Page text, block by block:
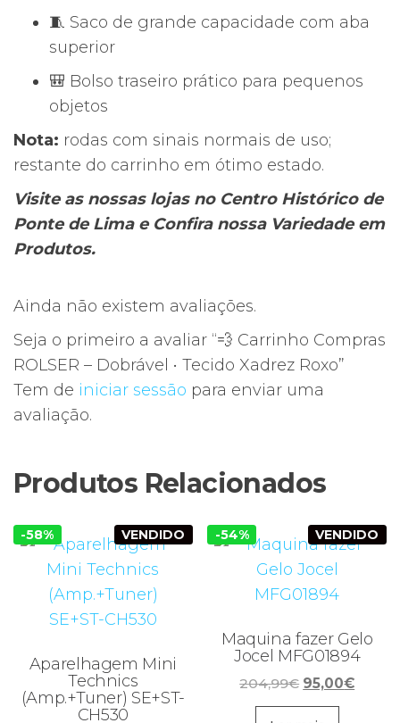
🧵 Saco de grande capacidade com aba
superior
🎒 Bolso traseiro prático para pequenos
objetos
Nota: rodas com sinais normais de uso;
restante do carrinho em ótimo estado.
Visite as nossas lojas no Centro Histórico de
Ponte de Lima e Confira nossa Variedade em
Produtos.
Ainda não existem avaliações.
Seja o primeiro a avaliar “💨 Carrinho Compras
ROLSER – Dobrável • Tecido Xadrez Roxo”
Tem de iniciar sessão para enviar uma
avaliação.
Produtos Relacionados
-58% VENDIDO
Aparelhagem Mini
Technics
(Amp.+Tuner) SE+ST-
CH530
-54% VENDIDO
Maquina fazer Gelo
Jocel MFG01894
204,99€ O
preço
95,00€O